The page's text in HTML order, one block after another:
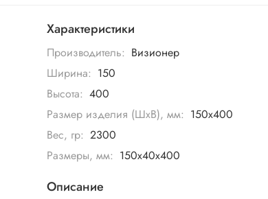
Характеристики
Производитель: Визионер
Ширина: 150
Высота: 400
Размер изделия (ШхВ), мм: 150х400
Вес, гр: 2300
Размеры, мм: 150х40х400
Описание